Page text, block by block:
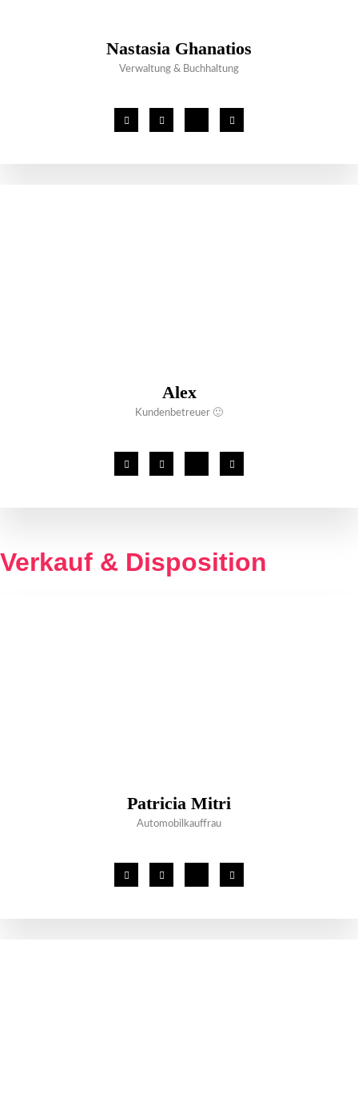
Nastasia Ghanatios
Verwaltung & Buchhaltung
Alex
Kundenbetreuer 🙂
Verkauf & Disposition
Patricia Mitri
Automobilkauffrau